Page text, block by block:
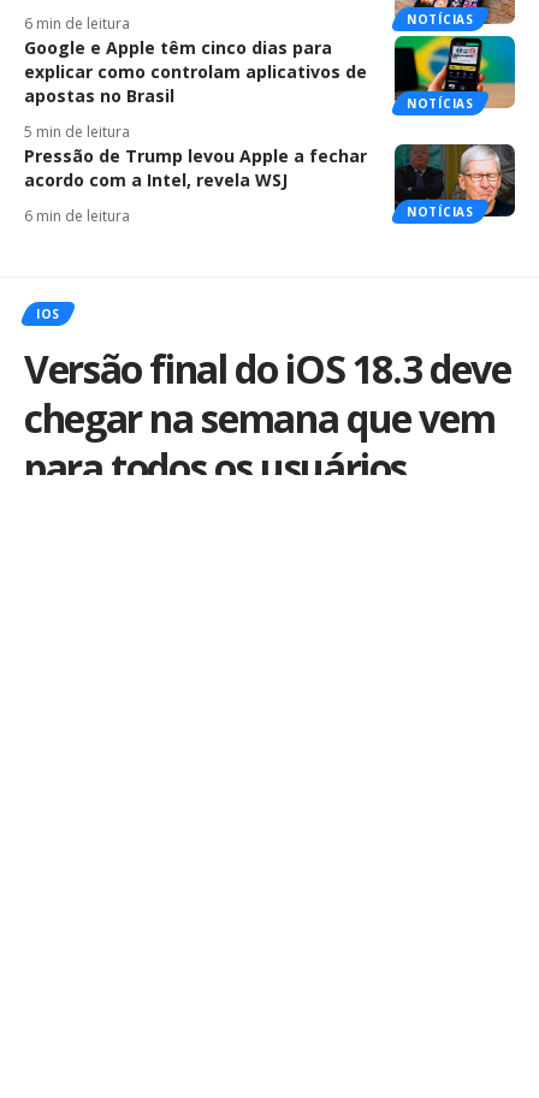
NOTÍCIAS
6 min de leitura
NOTÍCIAS
Google e Apple têm cinco dias para
explicar como controlam aplicativos de
apostas no Brasil
5 min de leitura
NOTÍCIAS
Pressão de Trump levou Apple a fechar
acordo com a Intel, revela WSJ
6 min de leitura
IOS
Versão final do iOS 18.3 deve
chegar na semana que vem
para todos os usuários